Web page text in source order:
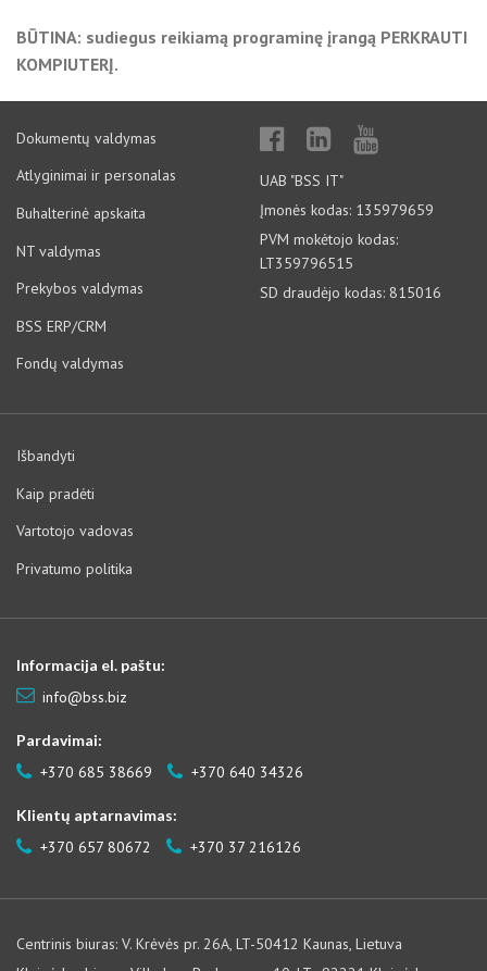
BŪTINA: sudiegus reikiamą programinę įrangą PERKRAUTI
KOMPIUTERĮ.
Dokumentų valdymas
Atlyginimai ir personalas
Buhalterinė apskaita
NT valdymas
Prekybos valdymas
BSS ERP/CRM
Fondų valdymas
UAB "BSS IT"
Įmonės kodas: 135979659
PVM mokėtojo kodas:
LT359796515
SD draudėjo kodas: 815016
Išbandyti
Kaip pradėti
Vartotojo vadovas
Privatumo politika
Informacija el. paštu:
info@bss.biz
Pardavimai:
+370 685 38669 +370 640 34326
Klientų aptarnavimas:
+370 657 80672 +370 37 216126
Centrinis biuras: V. Krėvės pr. 26A, LT-50412 Kaunas, Lietuva